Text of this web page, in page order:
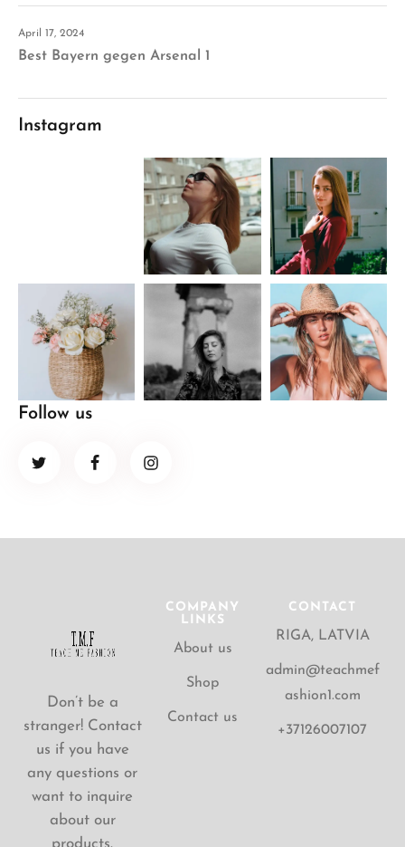
April 17, 2024
Best Bayern gegen Arsenal 1
Instagram
Follow us
Don’t be a
stranger! Contact
us if you have
any questions or
want to inquire
about our
COMPANY
LINKS
About us
Shop
Contact us
CONTACT
RIGA, LATVIA
admin@teachmef
ashion1.com
+37126007107